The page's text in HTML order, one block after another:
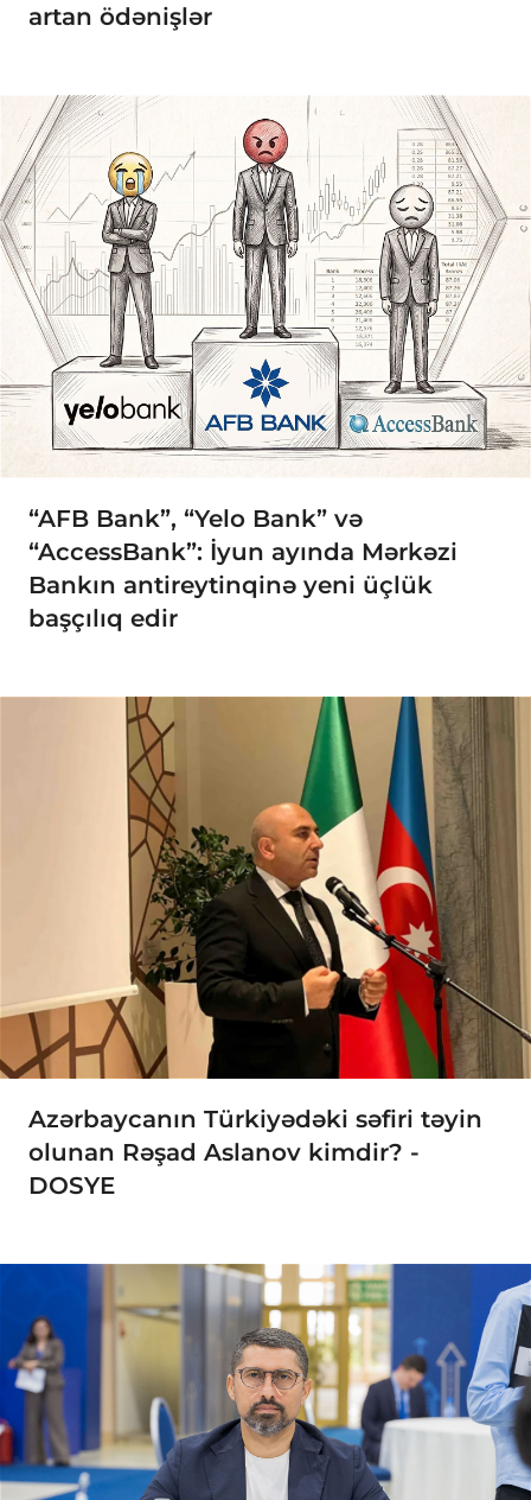
artan ödənişlər
“AFB Bank”, “Yelo Bank” və
“AccessBank”: İyun ayında Mərkəzi
Bankın antireytinqinə yeni üçlük
başçılıq edir
Azərbaycanın Türkiyədəki səfiri təyin
olunan Rəşad Aslanov kimdir? -
DOSYE